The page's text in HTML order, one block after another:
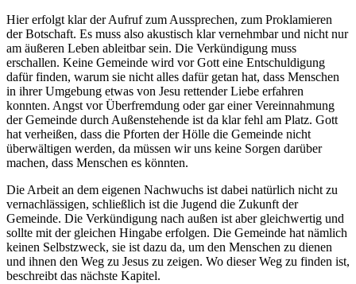
Hier erfolgt klar der Aufruf zum Aussprechen, zum Proklamieren
der Botschaft. Es muss also akustisch klar vernehmbar und nicht nur
am äußeren Leben ableitbar sein. Die Verkündigung muss
erschallen. Keine Gemeinde wird vor Gott eine Entschuldigung
dafür finden, warum sie nicht alles dafür getan hat, dass Menschen
in ihrer Umgebung etwas von Jesu rettender Liebe erfahren
konnten. Angst vor Überfremdung oder gar einer Vereinnahmung
der Gemeinde durch Außenstehende ist da klar fehl am Platz. Gott
hat verheißen, dass die Pforten der Hölle die Gemeinde nicht
überwältigen werden, da müssen wir uns keine Sorgen darüber
machen, dass Menschen es könnten.
Die Arbeit an dem eigenen Nachwuchs ist dabei natürlich nicht zu
vernachlässigen, schließlich ist die Jugend die Zukunft der
Gemeinde. Die Verkündigung nach außen ist aber gleichwertig und
sollte mit der gleichen Hingabe erfolgen. Die Gemeinde hat nämlich
keinen Selbstzweck, sie ist dazu da, um den Menschen zu dienen
und ihnen den Weg zu Jesus zu zeigen. Wo dieser Weg zu finden ist,
beschreibt das nächste Kapitel.